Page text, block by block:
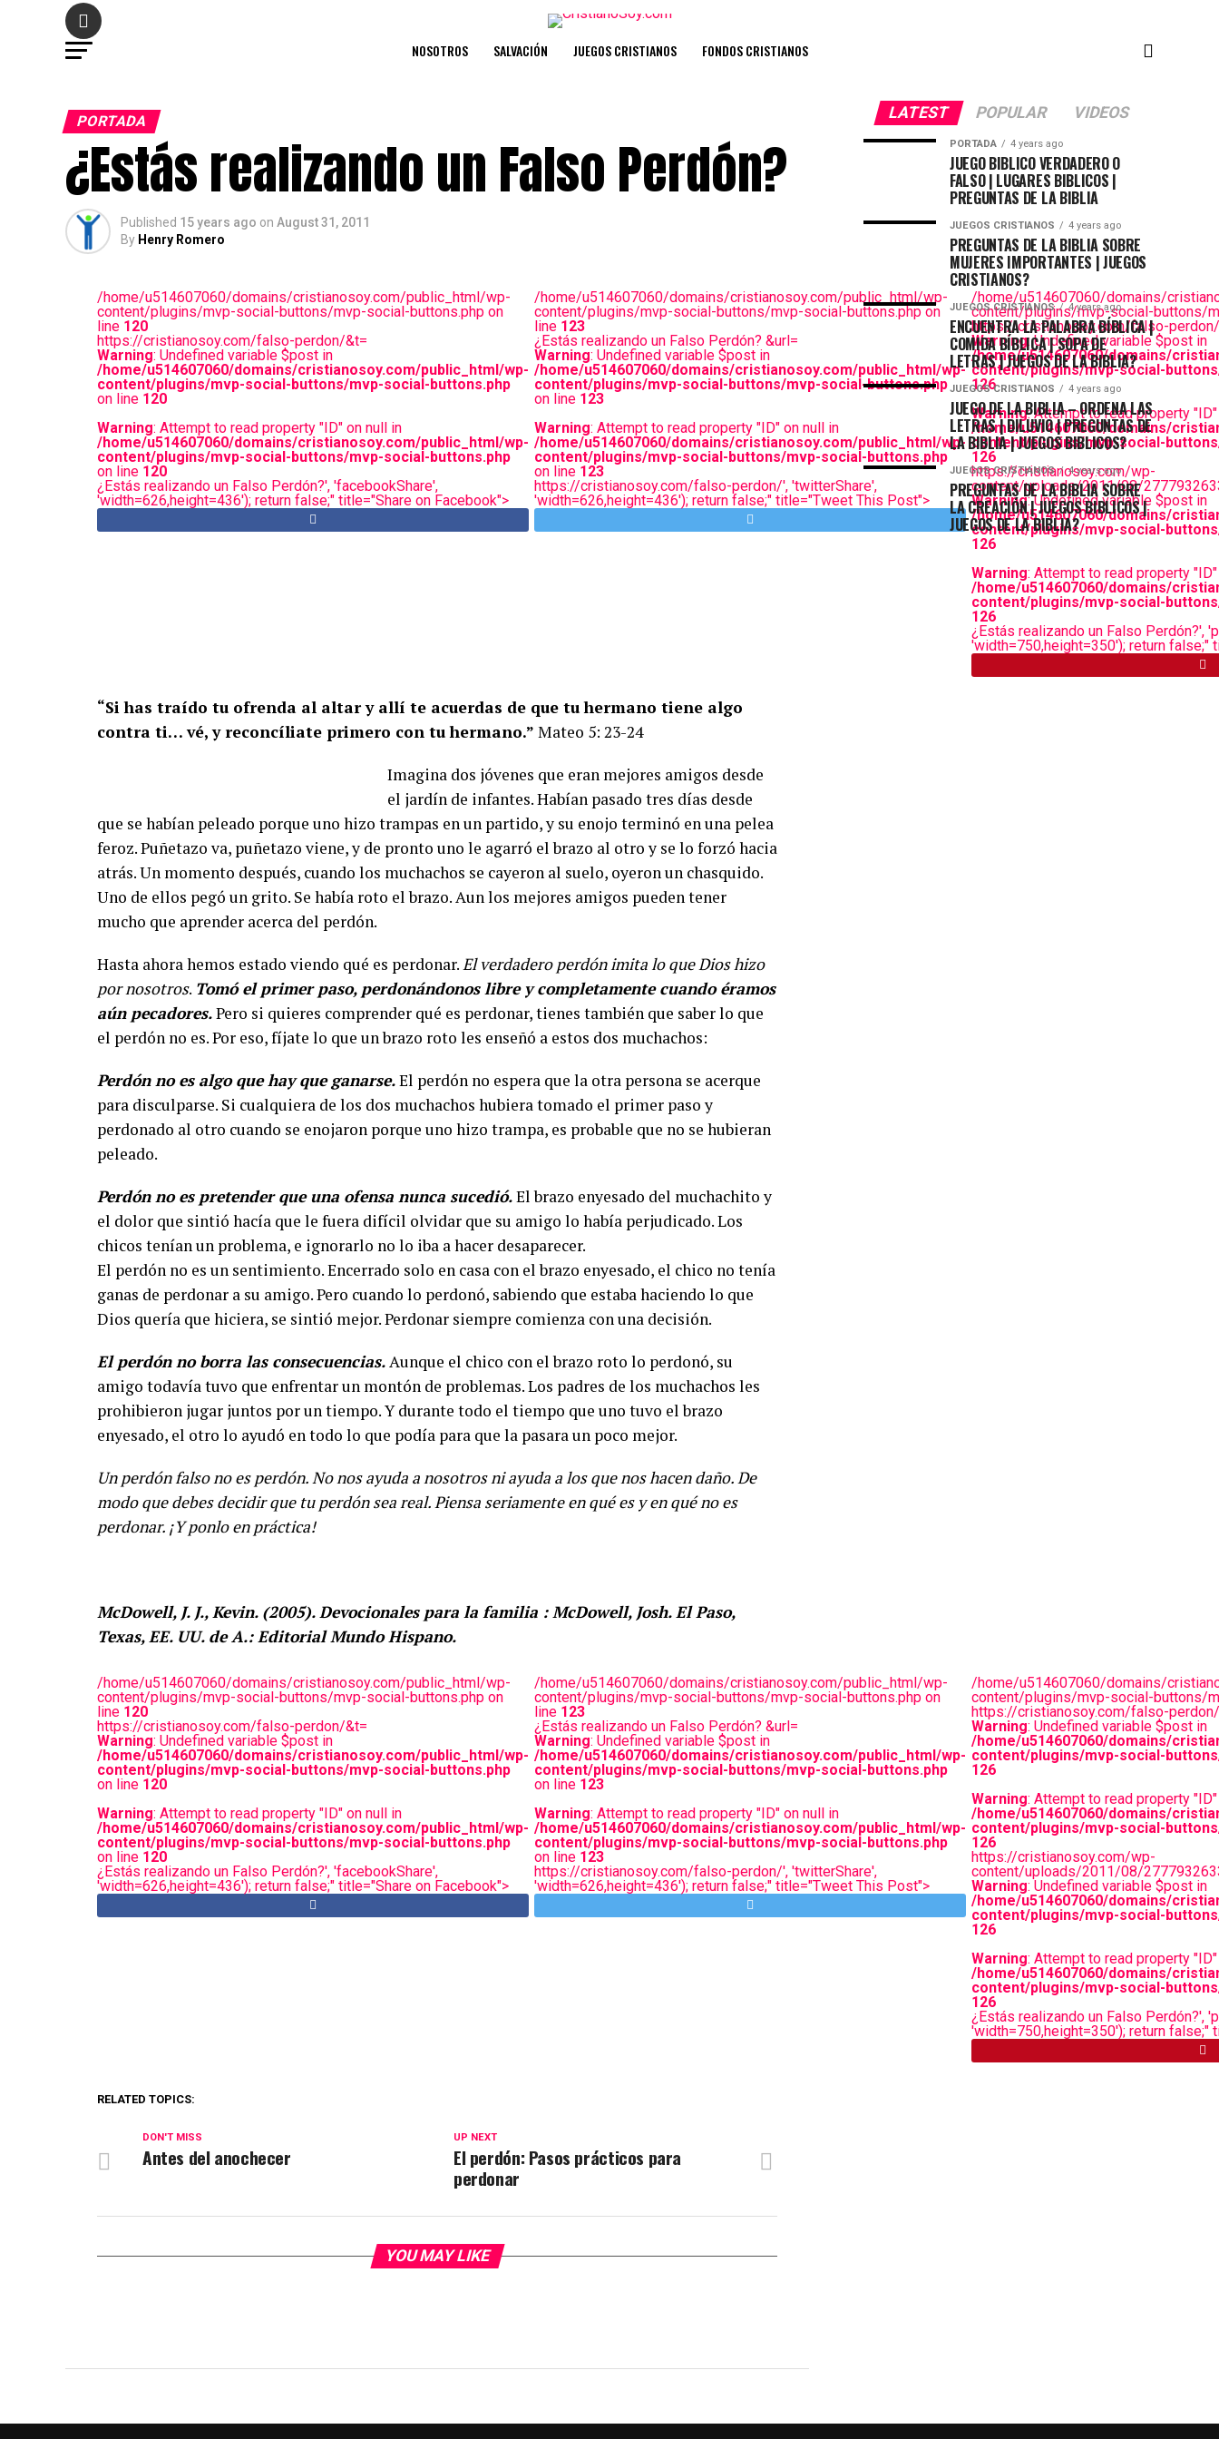
NOSOTROS SALVACIÓN JUEGOS CRISTIANOS FONDOS CRISTIANOS
PORTADA
¿Estás realizando un Falso Perdón?
Published 15 years ago on August 31, 2011
By Henry Romero
/home/u514607060/domains/cristianosoy.com/public_html/wp-
content/plugins/mvp-social-buttons/mvp-social-buttons.php on
line 120
https://cristianosoy.com/falso-perdon/&t=
Warning: Undefined variable $post in
/home/u514607060/domains/cristianosoy.com/public_html/wp-
content/plugins/mvp-social-buttons/mvp-social-buttons.php
on line 120
Warning: Attempt to read property "ID" on null in
/home/u514607060/domains/cristianosoy.com/public_html/wp-
content/plugins/mvp-social-buttons/mvp-social-buttons.php
on line 120
¿Estás realizando un Falso Perdón?', 'facebookShare',
'width=626,height=436'); return false;" title="Share on Facebook">
/home/u514607060/domains/cristianosoy.com/public_html/wp-
content/plugins/mvp-social-buttons/mvp-social-buttons.php on
line 123
¿Estás realizando un Falso Perdón? &url=
Warning: Undefined variable $post in
/home/u514607060/domains/cristianosoy.com/public_html/wp-
content/plugins/mvp-social-buttons/mvp-social-buttons.php
on line 123
Warning: Attempt to read property "ID" on null in
/home/u514607060/domains/cristianosoy.com/public_html/wp-
content/plugins/mvp-social-buttons/mvp-social-buttons.php
on line 123
https://cristianosoy.com/falso-perdon/', 'twitterShare',
'width=626,height=436'); return false;" title="Tweet This Post">
/home/u514607060/domains/
content/plugins/mvp-social-buttons/
https://cristianosoy.com/falso-
Warning: Undefined variable $post in
/home/u514607060/domains/
content/plugins/mvp-social-
126
Warning: Attempt to read property
/home/u514607060/domains/
content/plugins/mvp-social-
126
https://cristianosoy.com/wp-
content/uploads/2011/08/
Warning: Undefined variable $post in
/home/u514607060/domains/
content/plugins/mvp-social-
126
Warning: Attempt to read property
/home/u514607060/domains/
content/plugins/mvp-social-
126
¿Estás realizando un Falso Perdón?',
'width=750,height=350'); return false;"
“Si has traído tu ofrenda al altar y allí te acuerdas de que tu hermano tiene algo
contra ti… vé, y reconcíliate primero con tu hermano.” Mateo 5: 23-24
Imagina dos jóvenes que eran mejores amigos desde
el jardín de infantes. Habían pasado tres días desde
que se habían peleado porque uno hizo trampas en un partido, y su enojo terminó en una pelea
feroz. Puñetazo va, puñetazo viene, y de pronto uno le agarró el brazo al otro y se lo forzó hacia
atrás. Un momento después, cuando los muchachos se cayeron al suelo, oyeron un chasquido.
Uno de ellos pegó un grito. Se había roto el brazo. Aun los mejores amigos pueden tener
mucho que aprender acerca del perdón.
Hasta ahora hemos estado viendo qué es perdonar.El verdadero perdón imita lo que Dios hizo
por nosotros. Tomó el primer paso, perdonándonos libre y completamente cuando éramos
aún pecadores.Pero si quieres comprender qué es perdonar, tienes también que saber lo que
el perdón no es. Por eso, fíjate lo que un brazo roto les enseñó a estos dos muchachos:
Perdón no es algo que hay que ganarse.El perdón no espera que la otra persona se acerque
para disculparse. Si cualquiera de los dos muchachos hubiera tomado el primer paso y
perdonado al otro cuando se enojaron porque uno hizo trampa, es probable que no se hubieran
peleado.
Perdón no es pretender que una ofensa nunca sucedió.El brazo enyesado del muchachito y
el dolor que sintió hacía que le fuera difícil olvidar que su amigo lo había perjudicado. Los
chicos tenían un problema, e ignorarlo no lo iba a hacer desaparecer.
El perdón no es un sentimiento. Encerrado solo en casa con el brazo enyesado, el chico no tenía
ganas de perdonar a su amigo. Pero cuando lo perdonó, sabiendo que estaba haciendo lo que
Dios quería que hiciera, se sintió mejor. Perdonar siempre comienza con una decisión.
El perdón no borra las consecuencias.Aunque el chico con el brazo roto lo perdonó, su
amigo todavía tuvo que enfrentar un montón de problemas. Los padres de los muchachos les
prohibieron jugar juntos por un tiempo. Y durante todo el tiempo que uno tuvo el brazo
enyesado, el otro lo ayudó en todo lo que podía para que la pasara un poco mejor.
Un perdón falso no es perdón. No nos ayuda a nosotros ni ayuda a los que nos hacen daño. De
modo que debes decidir que tu perdón sea real. Piensa seriamente en qué es y en qué no es
perdonar. ¡Y ponlo en práctica!
McDowell, J. J., Kevin. (2005). Devocionales para la familia : McDowell, Josh. El Paso,
Texas, EE. UU. de A.: Editorial Mundo Hispano.
/home/u514607060/domains/cristianosoy.com/public_html/wp-
content/plugins/mvp-social-buttons/mvp-social-buttons.php on
line 120
https://cristianosoy.com/falso-perdon/&t=
Warning: Undefined variable $post in
/home/u514607060/domains/cristianosoy.com/public_html/wp-
content/plugins/mvp-social-buttons/mvp-social-buttons.php
on line 120
Warning: Attempt to read property "ID" on null in
/home/u514607060/domains/cristianosoy.com/public_html/wp-
content/plugins/mvp-social-buttons/mvp-social-buttons.php
on line 120
¿Estás realizando un Falso Perdón?', 'facebookShare',
'width=626,height=436'); return false;" title="Share on Facebook">
/home/u514607060/domains/cristianosoy.com/public_html/wp-
content/plugins/mvp-social-buttons/mvp-social-buttons.php on
line 123
¿Estás realizando un Falso Perdón? &url=
Warning: Undefined variable $post in
/home/u514607060/domains/cristianosoy.com/public_html/wp-
content/plugins/mvp-social-buttons/mvp-social-buttons.php
on line 123
Warning: Attempt to read property "ID" on null in
/home/u514607060/domains/cristianosoy.com/public_html/wp-
content/plugins/mvp-social-buttons/mvp-social-buttons.php
on line 123
https://cristianosoy.com/falso-perdon/', 'twitterShare',
'width=626,height=436'); return false;" title="Tweet This Post">
/home/u514607060/domains/
content/plugins/mvp-social-buttons/
https://cristianosoy.com/falso-
Warning: Undefined variable $post in
/home/u514607060/domains/
content/plugins/mvp-social-
126
Warning: Attempt to read property
/home/u514607060/domains/
content/plugins/mvp-social-
126
https://cristianosoy.com/wp-
content/uploads/2011/08/
Warning: Undefined variable $post in
/home/u514607060/domains/
content/plugins/mvp-social-
126
Warning: Attempt to read property
/home/u514607060/domains/
content/plugins/mvp-social-
126
¿Estás realizando un Falso Perdón?',
'width=750,height=350'); return false;"
RELATED TOPICS:
UP NEXT
El perdón: Pasos prácticos para
perdonar
DON'T MISS
Antes del anochecer
YOU MAY LIKE
LATEST POPULAR VIDEOS
PORTADA 4 years ago
JUEGO BIBLICO VERDADERO O
FALSO | LUGARES BIBLICOS |
PREGUNTAS DE LA BIBLIA
JUEGOS CRISTIANOS 4 years ago
PREGUNTAS DE LA BIBLIA SOBRE
MUJERES IMPORTANTES | JUEGOS
CRISTIANOS?
JUEGOS CRISTIANOS 4 years ago
ENCUENTRA LA PALABRA BÍBLICA |
COMIDA BÍBLICA | SOPA DE
LETRAS | JUEGOS DE LA BIBLIA?
JUEGOS CRISTIANOS 4 years ago
JUEGO DE LA BIBLIA – ORDENA LAS
LETRAS | DILUVIO | PREGUNTAS DE
LA BIBLIA | JUEGOS BIBLICOS?
JUEGOS CRISTIANOS 4 years ago
PREGUNTAS DE LA BIBLIA SOBRE
LA CREACIÓN | JUEGOS BIBLICOS |
JUEGOS DE LA BIBLIA?